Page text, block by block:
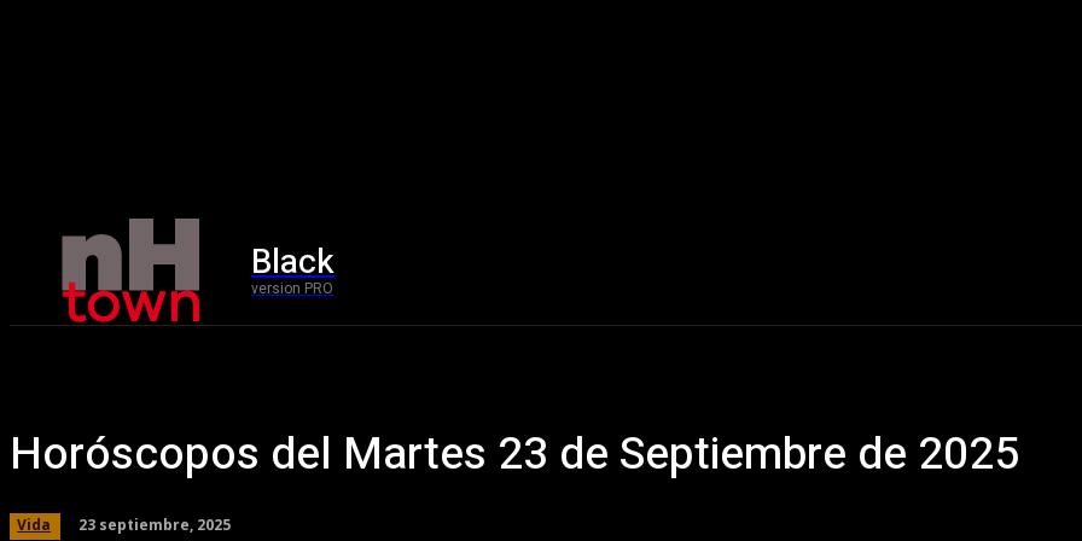
Black
version PRO
Horóscopos del Martes 23 de Septiembre de 2025
Vida 23 septiembre, 2025